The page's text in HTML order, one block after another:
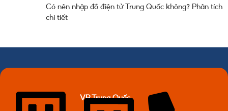
Có nên nhập đồ điện tử Trung Quốc không? Phân tích
chi tiết
VP Trung Quốc